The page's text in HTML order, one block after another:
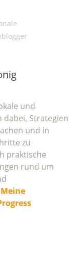
und
Strategien
und in
zu
praktische
rund um
Meine